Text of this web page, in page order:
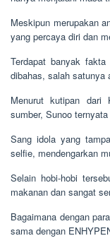
Meskipun merupakan
yang percaya diri dan
Terdapat banyak
dibahas, salah satunya
Menurut kutipan dari
sumber, Sunoo
Sang idola yang
selfie, mendengarkan
Selain hobi-hobi
makanan dan sangat
Bagaimana dengan
sama dengan